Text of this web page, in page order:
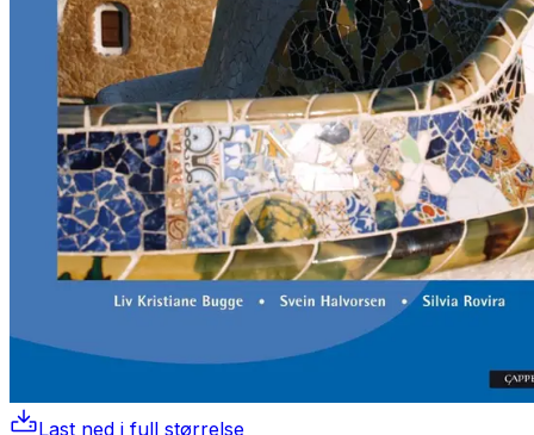
Last ned i full størrelse